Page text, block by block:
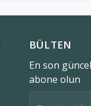
BÜLTEN
En son
abone olun